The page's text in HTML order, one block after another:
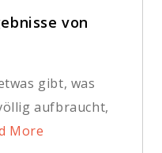
von
gibt, was
aufbraucht,
More